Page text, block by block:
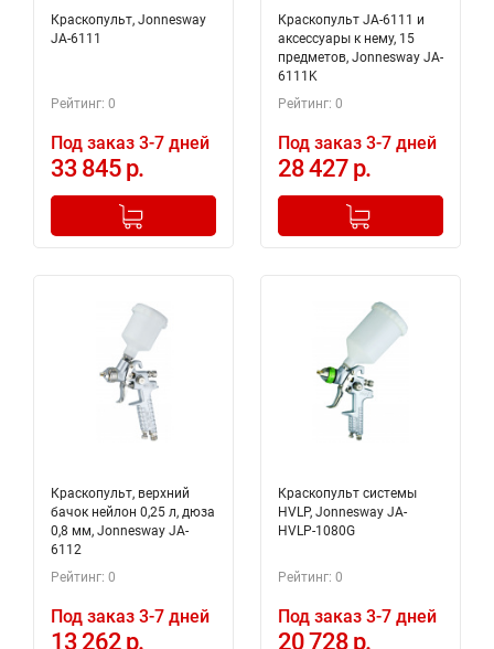
Краскопульт, Jonnesway
JA-6111
Рейтинг: 0
Под заказ 3-7 дней
33 845 р.
+
Добавлено в корзину
Краскопульт JA-6111 и
аксессуары к нему, 15
предметов, Jonnesway JA-
6111K
Рейтинг: 0
Под заказ 3-7 дней
28 427 р.
+
Добавлено в корзину
Краскопульт, верхний
бачок нейлон 0,25 л, дюза
0,8 мм, Jonnesway JA-
6112
Рейтинг: 0
Под заказ 3-7 дней
13 262 р.
Краскопульт системы
HVLP, Jonnesway JA-
HVLP-1080G
Рейтинг: 0
Под заказ 3-7 дней
20 728 р.